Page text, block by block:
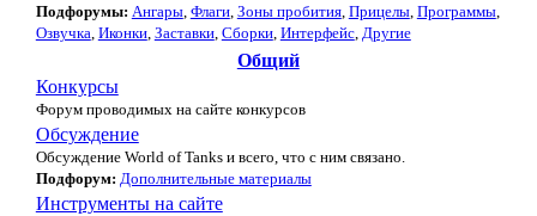
Подфорумы: Ангары, Флаги, Зоны пробития, Прицелы, Программы,
Озвучка, Иконки, Заставки, Сборки, Интерфейс, Другие
Общий
Конкурсы
Форум проводимых на сайте конкурсов
Обсуждение
Обсуждение World of Tanks и всего, что с ним связано.
Подфорум: Дополнительные материалы
Инструменты на сайте